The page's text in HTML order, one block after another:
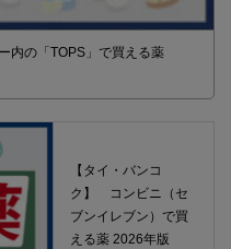
内の「TOPS」で買える薬
【タイ・バンコ
ク】 コンビニ（セ
ブンイレブン）で買
える薬 2026年版